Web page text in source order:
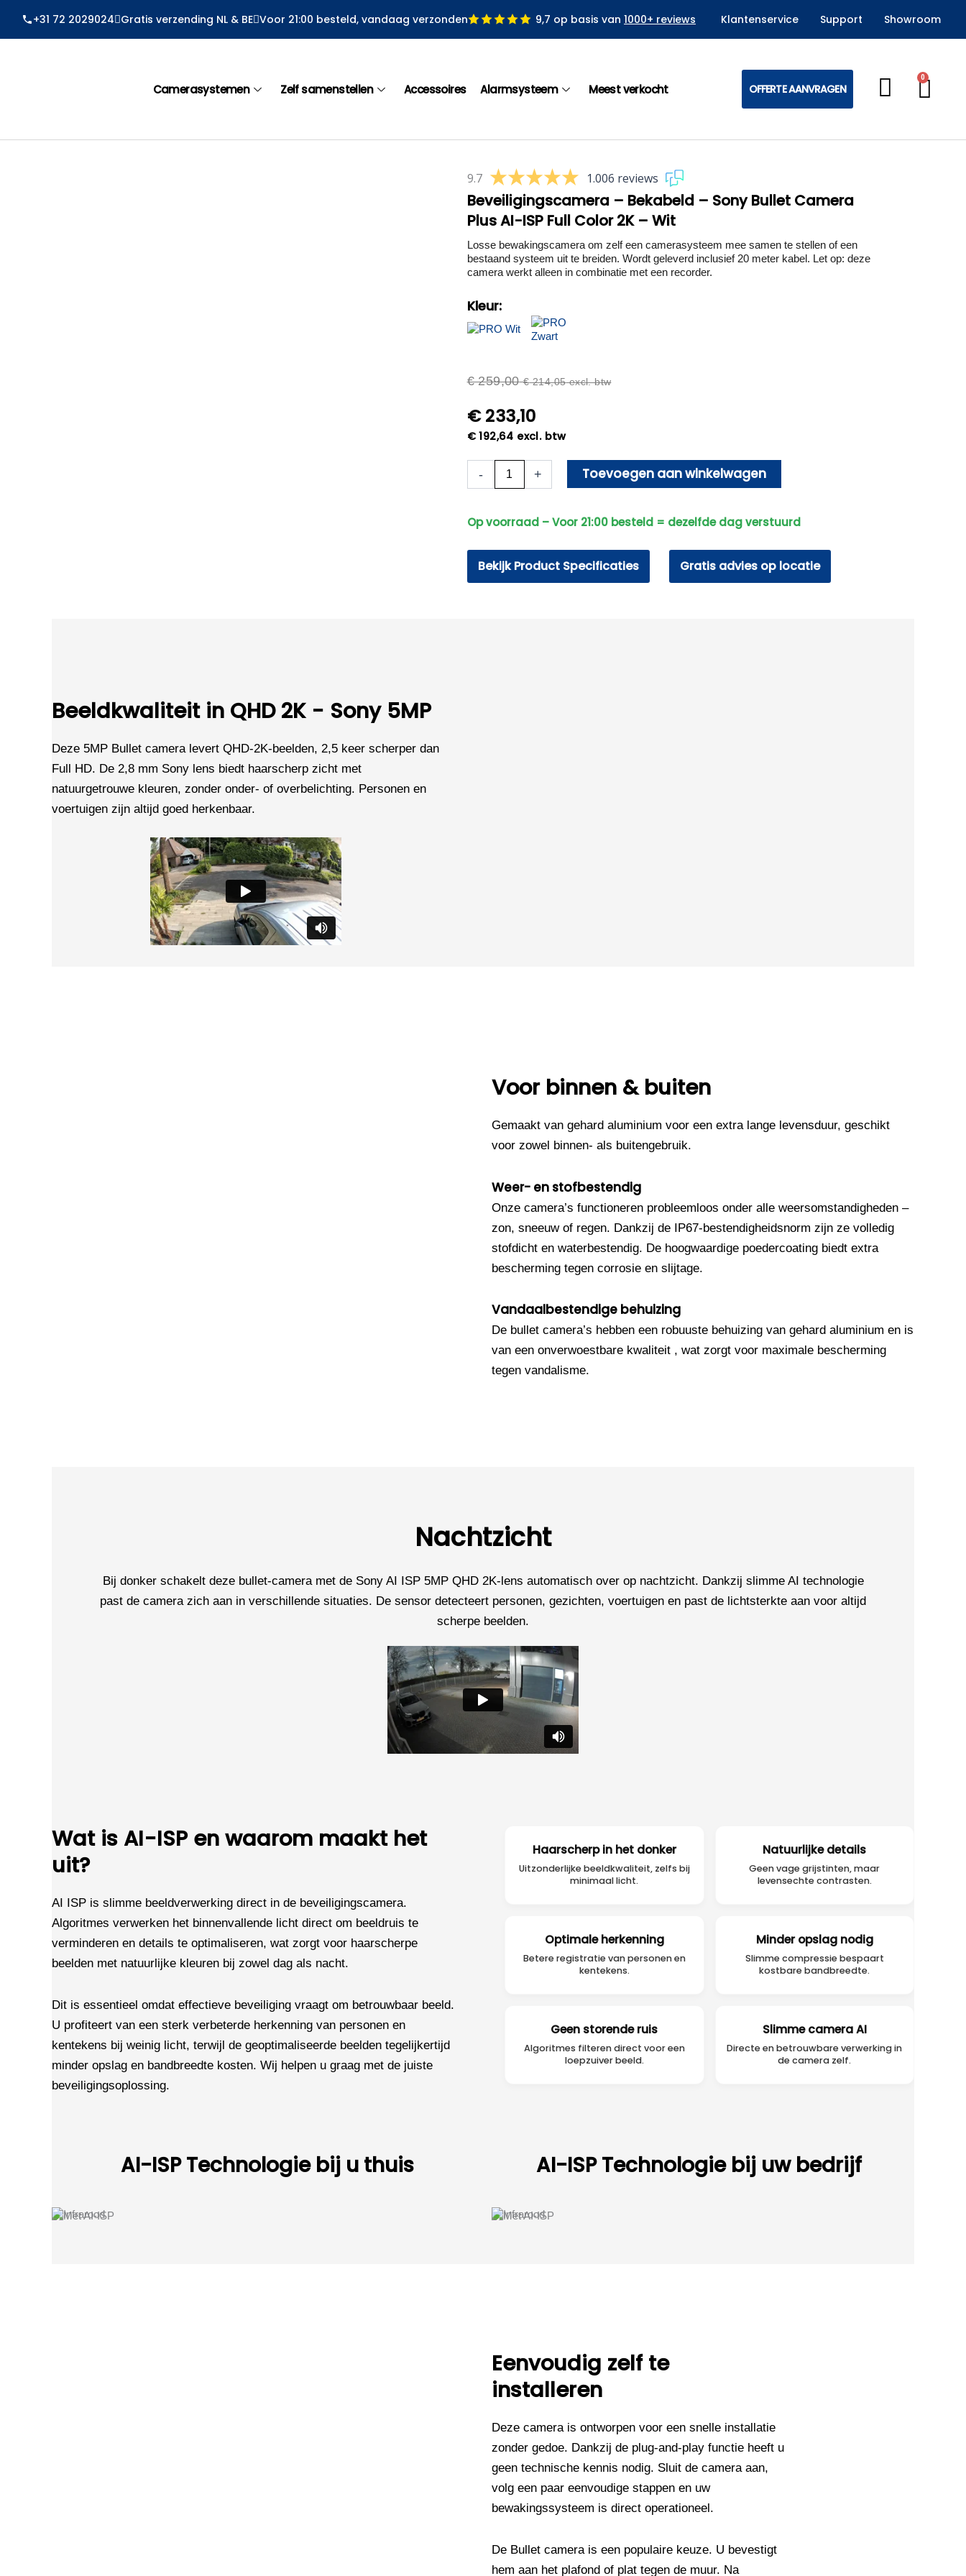
+31 72 2029024 Gratis verzending NL & BE Voor 21:00 besteld, vandaag verzonden 9,7 op basis van 1000+ reviews Klantenservice Support Showroom
Camerasystemen Zelf samenstellen Accessoires Alarmsysteem Meest verkocht OFFERTE AANVRAGEN
0
9.7 1.006 reviews
Beveiligingscamera – Bekabeld – Sony Bullet Camera
Plus AI-ISP Full Color 2K – Wit
Losse bewakingscamera om zelf een camerasysteem mee samen te stellen of een
bestaand systeem uit te breiden. Wordt geleverd inclusief 20 meter kabel. Let op: deze
camera werkt alleen in combinatie met een recorder.
Kleur:
€259,00 €214,05excl. btw
€233,10
€192,64 excl. btw
-
Beveiligingscamera
Sony
Camera
Plus
AI-
+ Toevoegen aan winkelwagen
Op voorraad – Voor 21:00 besteld = dezelfde dag verstuurd
Bekijk Product Specificaties Gratis advies op locatie
Beeldkwaliteit in QHD 2K - Sony 5MP
Deze 5MP Bullet camera levert QHD-2K-beelden, 2,5 keer scherper dan
Full HD. De 2,8 mm Sony lens biedt haarscherp zicht met
natuurgetrouwe kleuren, zonder onder- of overbelichting. Personen en
voertuigen zijn altijd goed herkenbaar.
Voor binnen & buiten
Gemaakt van gehard aluminium voor een extra lange levensduur, geschikt
voor zowel binnen- als buitengebruik.
Weer- en stofbestendig
Onze camera’s functioneren probleemloos onder alle weersomstandigheden –
zon, sneeuw of regen. Dankzij de IP67-bestendigheidsnorm zijn ze volledig
stofdicht en waterbestendig. De hoogwaardige poedercoating biedt extra
bescherming tegen corrosie en slijtage.
Vandaalbestendige behuizing
De bullet camera’s hebben een robuuste behuizing van gehard aluminium en is
van een onverwoestbare kwaliteit , wat zorgt voor maximale bescherming
tegen vandalisme.
Nachtzicht
Bij donker schakelt deze bullet-camera met de Sony AI ISP 5MP QHD 2K-lens automatisch over op nachtzicht. Dankzij slimme AI technologie
past de camera zich aan in verschillende situaties. De sensor detecteert personen, gezichten, voertuigen en past de lichtsterkte aan voor altijd
scherpe beelden.
Wat is AI-ISP en waarom maakt het
uit?
AI ISP is slimme beeldverwerking direct in de beveiligingscamera.
Algoritmes verwerken het binnenvallende licht direct om beeldruis te
verminderen en details te optimaliseren, wat zorgt voor haarscherpe
beelden met natuurlijke kleuren bij zowel dag als nacht.
Dit is essentieel omdat effectieve beveiliging vraagt om betrouwbaar beeld.
U profiteert van een sterk verbeterde herkenning van personen en
kentekens bij weinig licht, terwijl de geoptimaliseerde beelden tegelijkertijd
minder opslag en bandbreedte kosten. Wij helpen u graag met de juiste
beveiligingsoplossing.
Haarscherp in het donker
Uitzonderlijke beeldkwaliteit, zelfs bij
minimaal licht.
Natuurlijke details
Geen vage grijstinten, maar
levensechte contrasten.
Optimale herkenning
Betere registratie van personen en
kentekens.
Minder opslag nodig
Slimme compressie bespaart
kostbare bandbreedte.
Geen storende ruis
Algoritmes filteren direct voor een
loepzuiver beeld.
Slimme camera AI
Directe en betrouwbare verwerking in
de camera zelf.
AI-ISP Technologie bij u thuis AI-ISP Technologie bij uw bedrijf
Eenvoudig zelf te
installeren
Deze camera is ontworpen voor een snelle installatie
zonder gedoe. Dankzij de plug-and-play functie heeft u
geen technische kennis nodig. Sluit de camera aan,
volg een paar eenvoudige stappen en uw
bewakingssysteem is direct operationeel.
De Bullet camera is een populaire keuze. U bevestigt
hem aan het plafond of plat tegen de muur. Na